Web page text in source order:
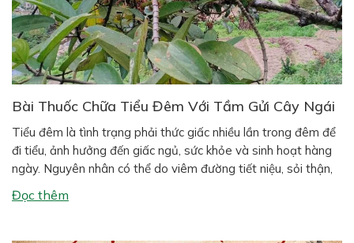
Bài Thuốc Chữa Tiểu Đêm Với Tầm Gửi Cây Ngái
Tiểu đêm là tình trạng phải thức giấc nhiều lần trong đêm để
đi tiểu, ảnh hưởng đến giấc ngủ, sức khỏe và sinh hoạt hàng
ngày. Nguyên nhân có thể do viêm đường tiết niệu, sỏi thận,
sinh hoạt như uống […]
Đọc thêm